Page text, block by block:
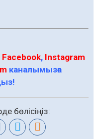
Facebook, Instagram
каналымызға
бөлісіңіз: